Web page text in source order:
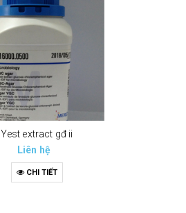
Yest extract gđ ii
Liên hệ
CHI TIẾT